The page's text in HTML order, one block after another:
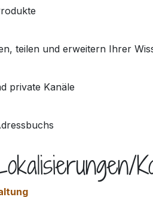
teilen und erweitern Ihrer
private Kanäle